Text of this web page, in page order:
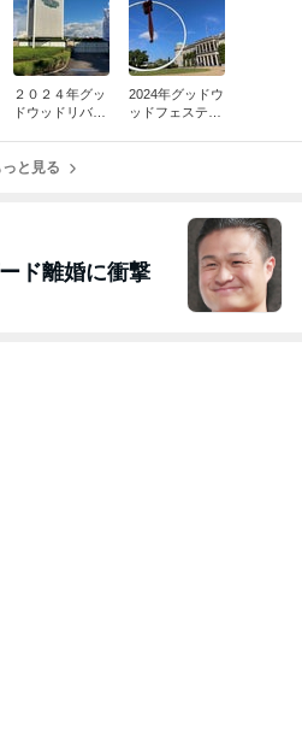
２０２４年グッ
ドウッドリバイ
2024年グッドウ
ッドフェスティ
っと見る
ド離婚に衝撃